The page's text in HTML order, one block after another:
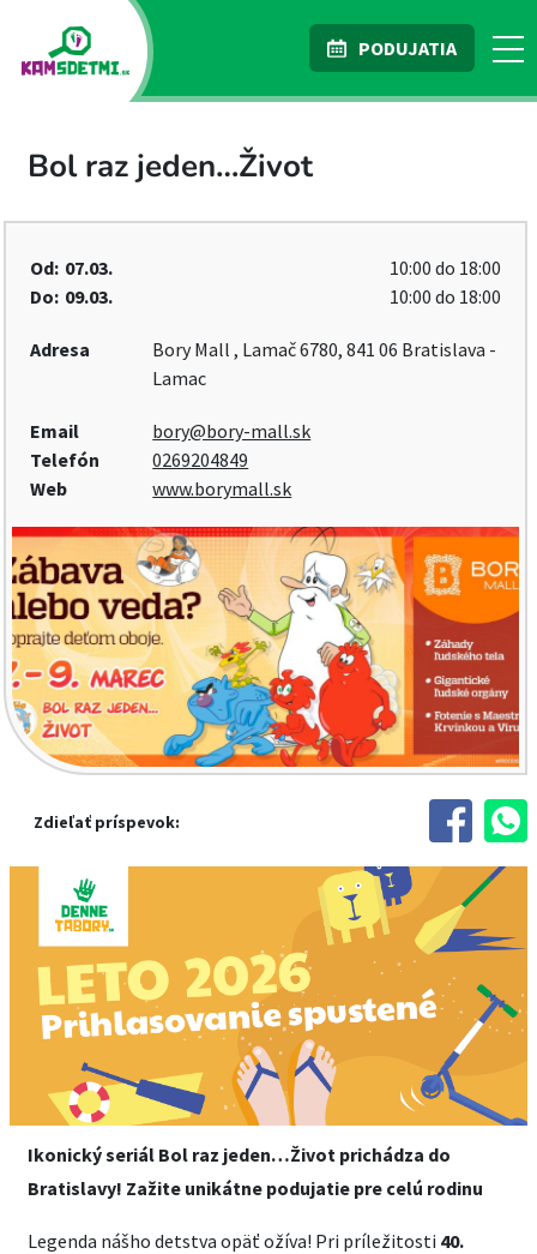
PODUJATIA
Bol raz jeden…Život
Od: 07.03.
10:00 do 18:00
Do: 09.03. 10:00 do 18:00
Adresa
Bory Mall , Lamač 6780, 841 06 Bratislava -
Lamac
Email
bory@bory-mall.sk
Telefón
0269204849
Web
www.borymall.sk
Zdieľať príspevok:
Ikonický seriál Bol raz jeden…Život prichádza do
Bratislavy! Zažite unikátne podujatie pre celú rodinu
Legenda nášho detstva opäť ožíva! Pri príležitosti 40.